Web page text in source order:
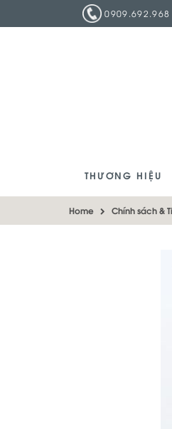
0909.692.968
THƯƠNG HIỆU
Home Chính sách &